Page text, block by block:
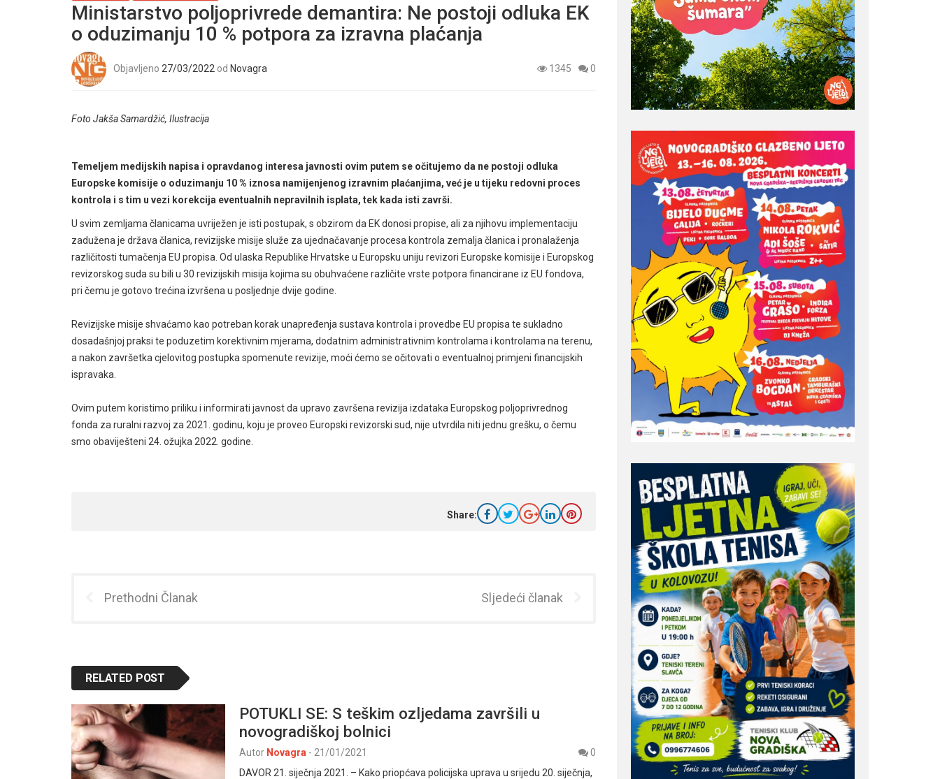
Ministarstvo poljoprivrede demantira: Ne postoji odluka EK
o oduzimanju 10 % potpora za izravna plaćanja
Objavljeno 27/03/2022 od Novagra 1345 0
Foto Jakša Samardžić, Ilustracija
Temeljem medijskih napisa i opravdanog interesa javnosti ovim putem se očitujemo da ne postoji odluka
Europske komisije o oduzimanju 10 % iznosa namijenjenog izravnim plaćanjima, već je u tijeku redovni proces
kontrola i s tim u vezi korekcija eventualnih nepravilnih isplata, tek kada isti završi.
U svim zemljama članicama uvriježen je isti postupak, s obzirom da EK donosi propise, ali za njihovu implementaciju
zadužena je država članica, revizijske misije služe za ujednačavanje procesa kontrola zemalja članica i pronalaženja
različitosti tumačenja EU propisa. Od ulaska Republike Hrvatske u Europsku uniju revizori Europske komisije i Europskog
revizorskog suda su bili u 30 revizijskih misija kojima su obuhvaćene različite vrste potpora financirane iz EU fondova,
pri čemu je gotovo trećina izvršena u posljednje dvije godine.
Revizijske misije shvaćamo kao potreban korak unapređenja sustava kontrola i provedbe EU propisa te sukladno
dosadašnjoj praksi te poduzetim korektivnim mjerama, dodatnim administrativnim kontrolama i kontrolama na terenu,
a nakon završetka cjelovitog postupka spomenute revizije, moći ćemo se očitovati o eventualnoj primjeni financijskih
ispravaka.
Ovim putem koristimo priliku i informirati javnost da upravo završena revizija izdataka Europskog poljoprivrednog
fonda za ruralni razvoj za 2021. godinu, koju je proveo Europski revizorski sud, nije utvrdila niti jednu grešku, o čemu
smo obaviješteni 24. ožujka 2022. godine.
Share:
Prethodni Članak Sljedeći članak
RELATED POST
POTUKLI SE: S teškim ozljedama završili u
novogradiškoj bolnici
Autor Novagra - 21/01/2021
0
DAVOR 21. siječnja 2021. – Kako priopćava policijska uprava u srijedu 20. siječnja,